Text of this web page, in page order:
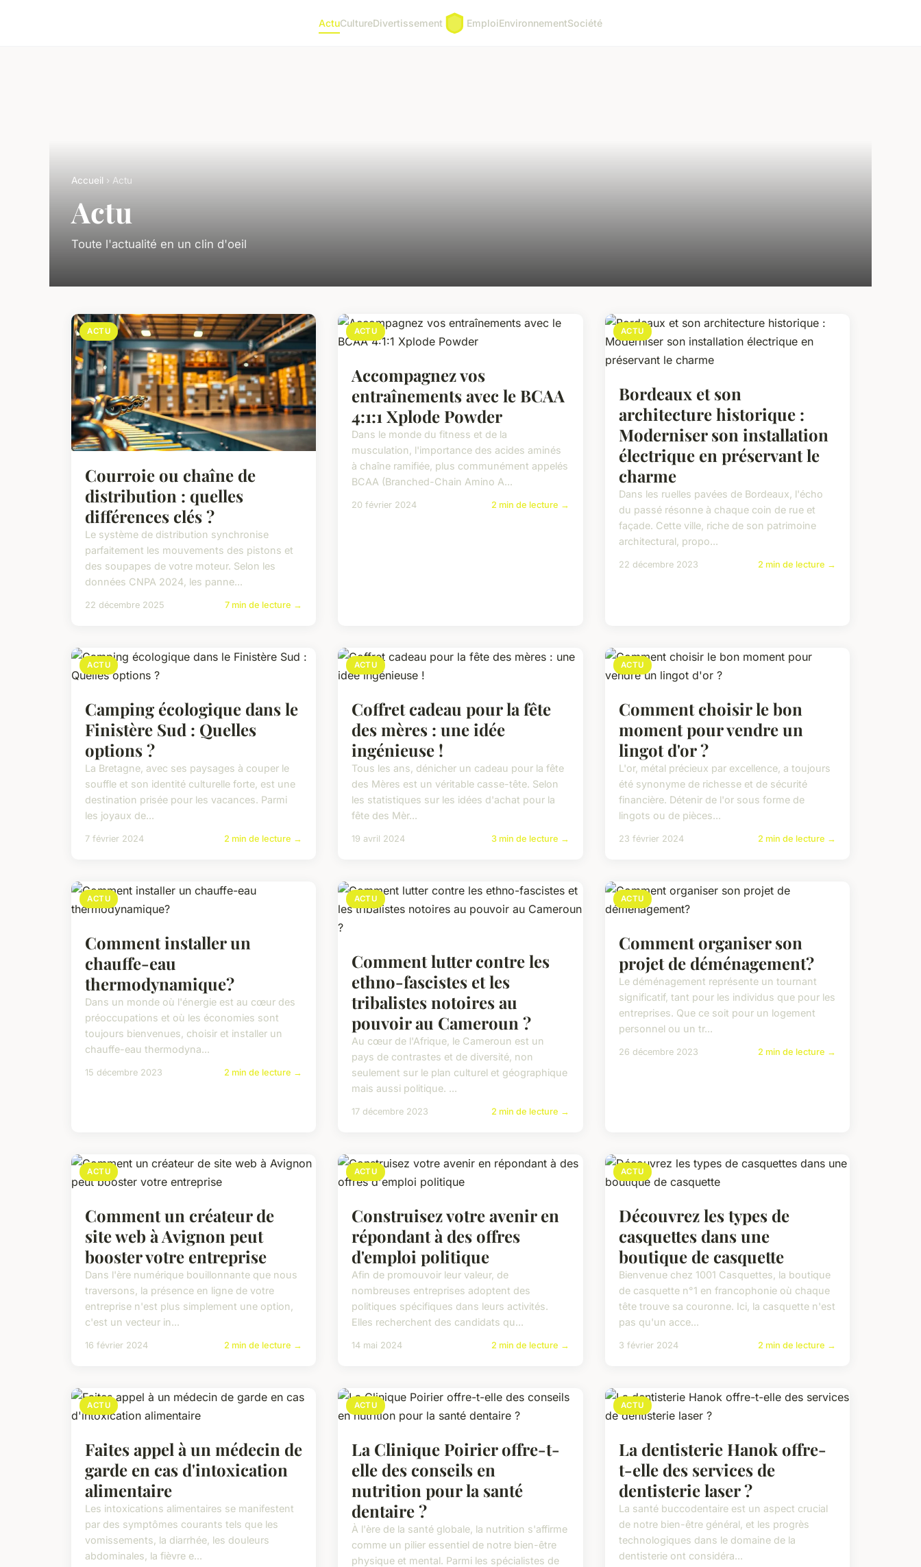
ActuCultureDivertissement EmploiEnvironnementSociété
Accueil › Actu
Actu
Toute l'actualité en un clin d'oeil
ACTU
Courroie ou chaîne de
distribution : quelles
différences clés ?
Le système de distribution synchronise
parfaitement les mouvements des pistons et
des soupapes de votre moteur. Selon les
données CNPA 2024, les panne...
22 décembre 2025 7 min de lecture →
ACTU
Accompagnez vos
entraînements avec le BCAA
4:1:1 Xplode Powder
Dans le monde du fitness et de la
musculation, l'importance des acides aminés
à chaîne ramifiée, plus communément appelés
BCAA (Branched-Chain Amino A...
20 février 2024 2 min de lecture →
ACTU
Bordeaux et son
architecture historique :
Moderniser son installation
électrique en préservant le
charme
Dans les ruelles pavées de Bordeaux, l'écho
du passé résonne à chaque coin de rue et
façade. Cette ville, riche de son patrimoine
architectural, propo...
22 décembre 2023 2 min de lecture →
ACTU
Camping écologique dans le
Finistère Sud : Quelles
options ?
La Bretagne, avec ses paysages à couper le
souffle et son identité culturelle forte, est une
destination prisée pour les vacances. Parmi
les joyaux de...
7 février 2024 2 min de lecture →
ACTU
Coffret cadeau pour la fête
des mères : une idée
ingénieuse !
Tous les ans, dénicher un cadeau pour la fête
des Mères est un véritable casse-tête. Selon
les statistiques sur les idées d'achat pour la
fête des Mèr...
19 avril 2024 3 min de lecture →
ACTU
Comment choisir le bon
moment pour vendre un
lingot d'or ?
L'or, métal précieux par excellence, a toujours
été synonyme de richesse et de sécurité
financière. Détenir de l'or sous forme de
lingots ou de pièces...
23 février 2024 2 min de lecture →
ACTU
Comment installer un
chauffe-eau
thermodynamique?
Dans un monde où l'énergie est au cœur des
préoccupations et où les économies sont
toujours bienvenues, choisir et installer un
chauffe-eau thermodyna...
15 décembre 2023 2 min de lecture →
ACTU
Comment lutter contre les
ethno-fascistes et les
tribalistes notoires au
pouvoir au Cameroun ?
Au cœur de l'Afrique, le Cameroun est un
pays de contrastes et de diversité, non
seulement sur le plan culturel et géographique
mais aussi politique. ...
17 décembre 2023 2 min de lecture →
ACTU
Comment organiser son
projet de déménagement?
Le déménagement représente un tournant
significatif, tant pour les individus que pour les
entreprises. Que ce soit pour un logement
personnel ou un tr...
26 décembre 2023 2 min de lecture →
ACTU
Comment un créateur de
site web à Avignon peut
booster votre entreprise
Dans l'ère numérique bouillonnante que nous
traversons, la présence en ligne de votre
entreprise n'est plus simplement une option,
c'est un vecteur in...
16 février 2024 2 min de lecture →
ACTU
Construisez votre avenir en
répondant à des offres
d'emploi politique
Afin de promouvoir leur valeur, de
nombreuses entreprises adoptent des
politiques spécifiques dans leurs activités.
Elles recherchent des candidats qu...
14 mai 2024 2 min de lecture →
ACTU
Découvrez les types de
casquettes dans une
boutique de casquette
Bienvenue chez 1001 Casquettes, la boutique
de casquette n°1 en francophonie où chaque
tête trouve sa couronne. Ici, la casquette n'est
pas qu'un acce...
3 février 2024 2 min de lecture →
ACTU
Faites appel à un médecin de
garde en cas d'intoxication
alimentaire
Les intoxications alimentaires se manifestent
par des symptômes courants tels que les
vomissements, la diarrhée, les douleurs
abdominales, la fièvre e...
ACTU
La Clinique Poirier offre-t-
elle des conseils en
nutrition pour la santé
dentaire ?
À l'ère de la santé globale, la nutrition s'affirme
comme un pilier essentiel de notre bien-être
physique et mental. Parmi les spécialistes de
ACTU
La dentisterie Hanok offre-
t-elle des services de
dentisterie laser ?
La santé buccodentaire est un aspect crucial
de notre bien-être général, et les progrès
technologiques dans le domaine de la
dentisterie ont considéra...